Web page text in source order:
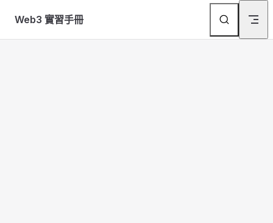
Skip to content
Web3 實習手冊
Menu 返回頂部